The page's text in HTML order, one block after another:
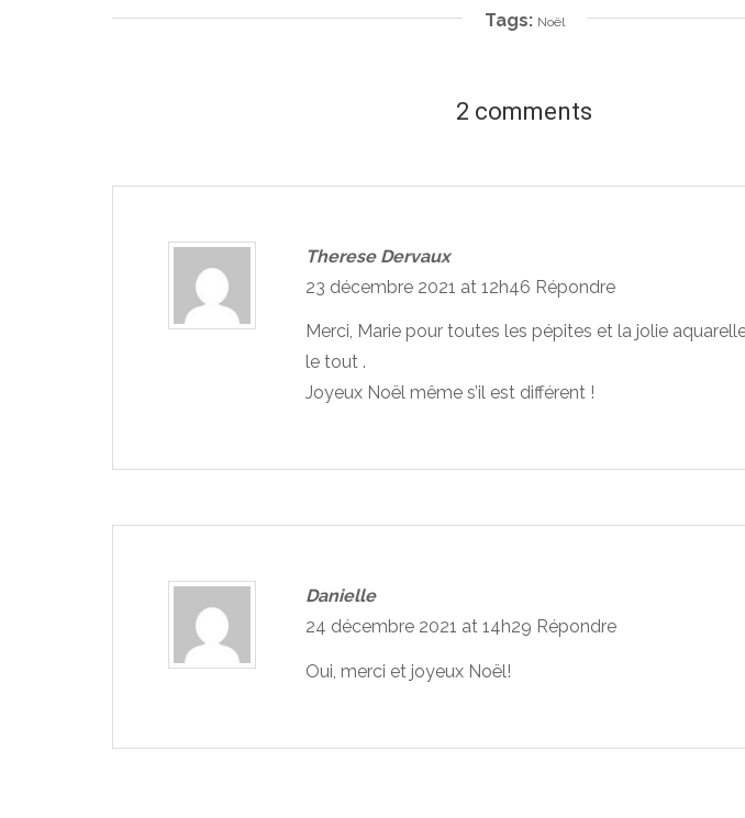
Tags: Noël
2 comments
Therese Dervaux
23 décembre 2021 at 12h46 Répondre
Merci, Marie pour toutes les pépites et la jolie
le tout .
Joyeux Noël même s’il est différent !
Danielle
24 décembre 2021 at 14h29 Répondre
Oui, merci et joyeux Noël!